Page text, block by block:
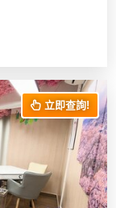
立即查詢!